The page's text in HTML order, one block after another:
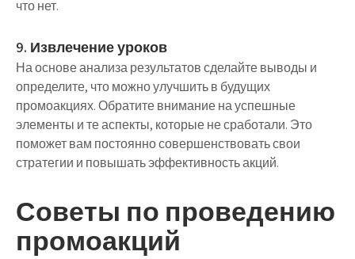
что нет.
9. Извлечение уроков
На основе анализа результатов сделайте выводы и
определите, что можно улучшить в будущих
промоакциях. Обратите внимание на успешные
элементы и те аспекты, которые не сработали. Это
поможет вам постоянно совершенствовать свои
стратегии и повышать эффективность акций.
Советы по проведению
промоакций